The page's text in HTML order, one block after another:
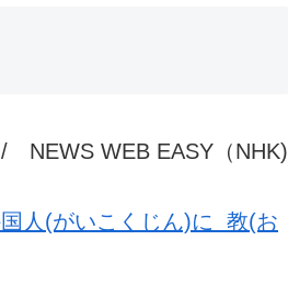
NEWS WEB EASY（NHK)
人(がいこくじん)に 教(お